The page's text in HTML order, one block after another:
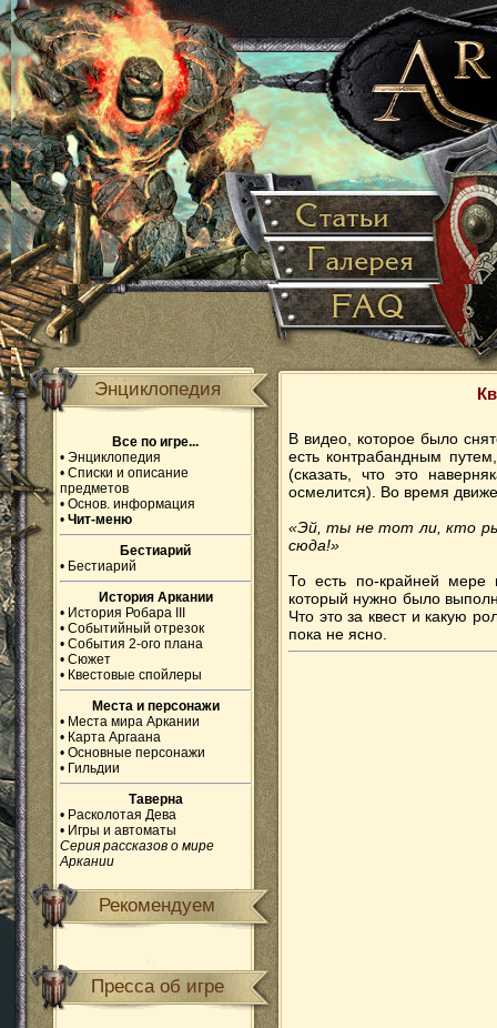
Энциклопедия
Все по игре...
• Энциклопедия
• Списки и описание
предметов
• Основ. информация
• Чит-меню
Бестиарий
• Бестиарий
История Аркании
• История Робара III
• Событийный отрезок
• События 2-ого плана
• Сюжет
• Квестовые спойлеры
Места и персонажи
• Места мира Аркании
• Карта Аргаана
• Основные персонажи
• Гильдии
Таверна
• Расколотая Дева
• Игры и автоматы
Серия рассказов о мире
Аркании
Рекомендуем
Пресса об игре
В видео, которое было
есть контрабандным
(сказать, что это
осмелится). Во время
«Эй, ты не тот ли, кто
сюда!»
То есть по-крайней мере
который нужно было
Что это за квест и какую
пока не ясно.